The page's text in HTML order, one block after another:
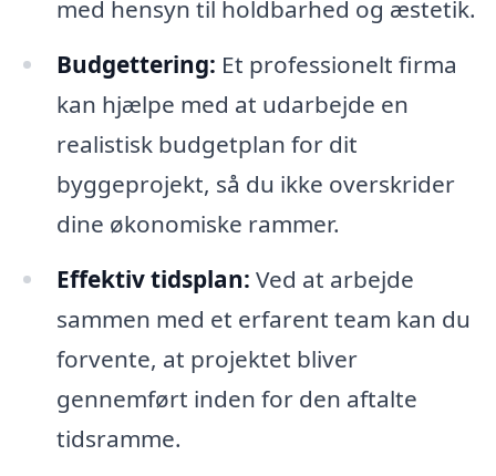
med hensyn til holdbarhed og æstetik.
Budgettering: Et professionelt firma
kan hjælpe med at udarbejde en
realistisk budgetplan for dit
byggeprojekt, så du ikke overskrider
dine økonomiske rammer.
Effektiv tidsplan: Ved at arbejde
sammen med et erfarent team kan du
forvente, at projektet bliver
gennemført inden for den aftalte
tidsramme.